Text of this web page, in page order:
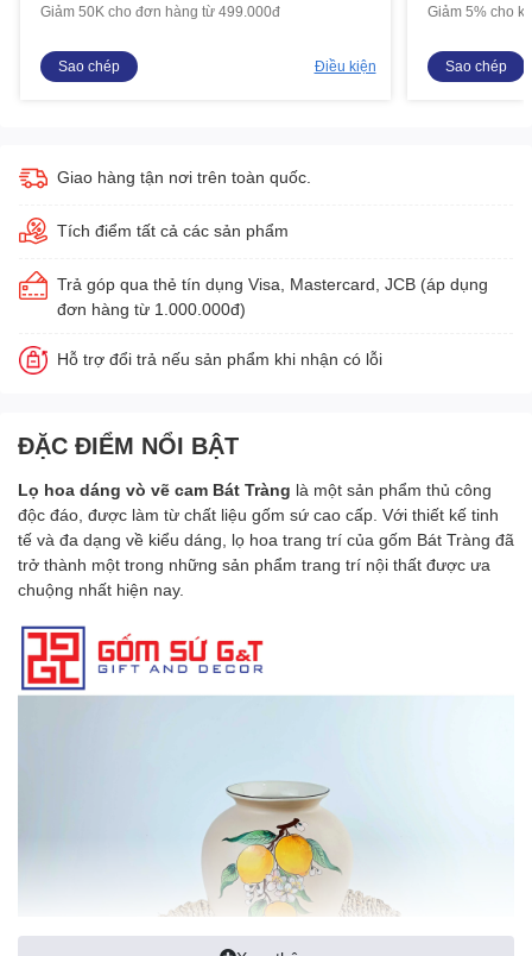
Giảm 50K cho đơn hàng từ 499.000đ
Sao chép Điều kiện
Giảm 5% cho
Sao chép
Giao hàng tận nơi trên toàn quốc.
Tích điểm tất cả các sản phẩm
Trả góp qua thẻ tín dụng Visa, Mastercard, JCB (áp dụng
đơn hàng từ 1.000.000đ)
Hỗ trợ đổi trả nếu sản phẩm khi nhận có lỗi
ĐẶC ĐIỂM NỔI BẬT
Lọ hoa dáng vò vẽ cam Bát Tràng là một sản phẩm thủ công
độc đáo, được làm từ chất liệu gốm sứ cao cấp. Với thiết kế tinh
tế và đa dạng về kiểu dáng, lọ hoa trang trí của gốm Bát Tràng đã
trở thành một trong những sản phẩm trang trí nội thất được ưa
chuộng nhất hiện nay.